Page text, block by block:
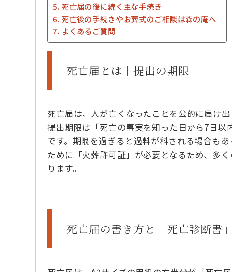
死亡届の後に続く主な手続き
死亡後の手続きやお葬式のご相談は森の庵へ
よくあるご質問
死亡届とは｜提出の期限
死亡届は、人が亡くなったことを公的に届け
提出期限は「死亡の事実を知った日から7日以
です。期限を過ぎると過料が科される場合も
ために「火葬許可証」が必要となるため、多
ります。
死亡届の書き方と「死亡診断書」